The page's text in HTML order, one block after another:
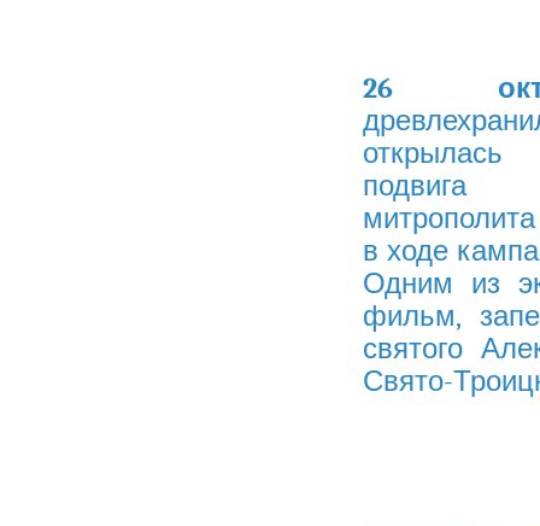
26
подвига
в ходе
Одним из
фильм,
святого
Свято-